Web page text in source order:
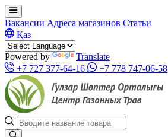
Вакансии Адреса магазинов Статьи
Қаз
Powered by
Translate
+7 727 377-64-16
+7 778 747-06-58